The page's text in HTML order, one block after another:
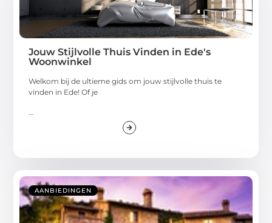
Jouw Stijlvolle Thuis Vinden in Ede's
Woonwinkel
Welkom bij de ultieme gids om jouw stijlvolle thuis te
vinden in Ede! Of je
AANBIEDINGEN